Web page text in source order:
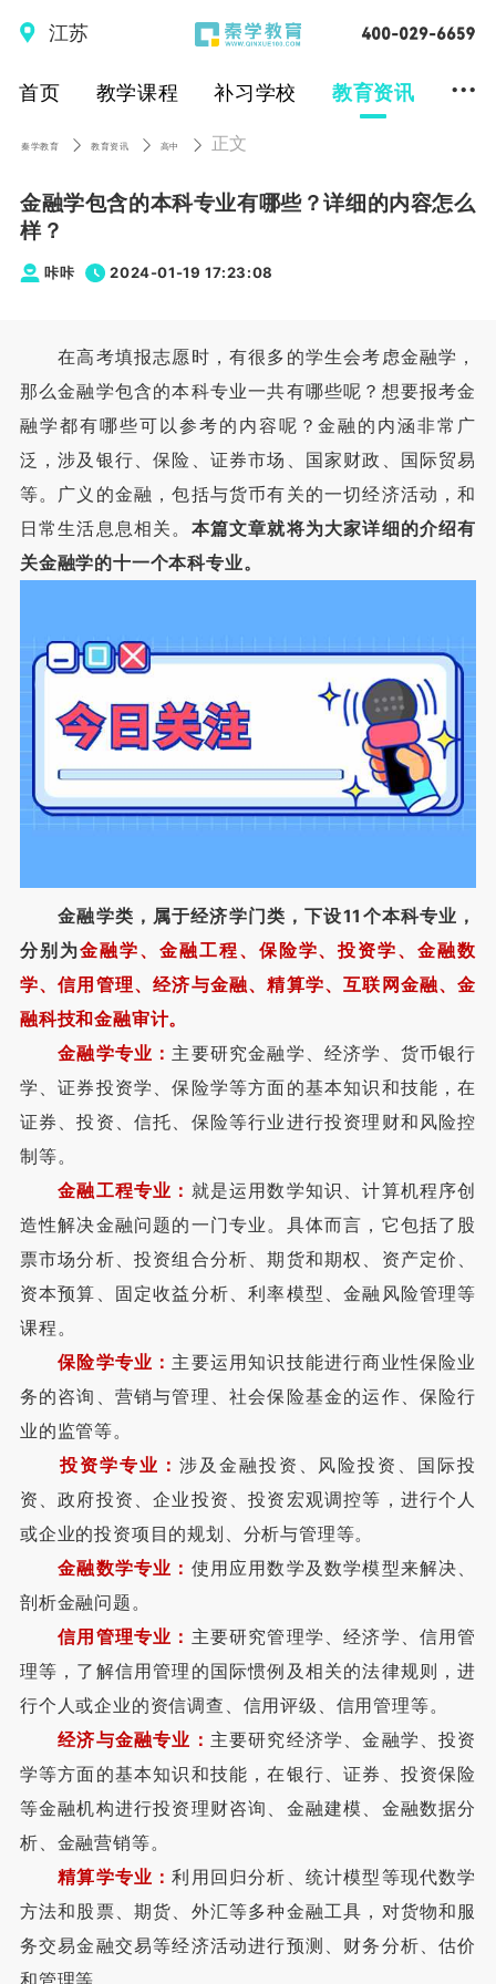
江苏
首页 教学课程 补习学校 教育资讯 ...
秦学教育 教育资讯 高中 正文
金融学包含的本科专业有哪些？详细的内容怎么
样？
咔咔 2024-01-19 17:23:08
在高考填报志愿时，有很多的学生会考虑金融学，
那么金融学包含的本科专业一共有哪些呢？想要报考金
融学都有哪些可以参考的内容呢？金融的内涵非常广
泛，涉及银行、保险、证券市场、国家财政、国际贸易
等。广义的金融，包括与货币有关的一切经济活动，和
日常生活息息相关。 本篇文章就将为大家详细的介绍有
关金融学的十一个本科专业。
金融学类，属于经济学门类，下设11个本科专业，
分别为金融学、金融工程、保险学、投资学、金融数
学、信用管理、经济与金融、精算学、互联网金融、金
融科技和金融审计。
金融学专业： 主要研究金融学、经济学、货币银行
学、证券投资学、保险学等方面的基本知识和技能，在
证券、投资、信托、保险等行业进行投资理财和风险控
制等。
金融工程专业： 就是运用数学知识、计算机程序创
造性解决金融问题的一门专业。具体而言，它包括了股
票市场分析、投资组合分析、期货和期权、资产定价、
资本预算、固定收益分析、利率模型、金融风险管理等
课程。
保险学专业： 主要运用知识技能进行商业性保险业
务的咨询、营销与管理、社会保险基金的运作、保险行
业的监管等。
投资学专业： 涉及金融投资、风险投资、国际投
资、政府投资、企业投资、投资宏观调控等，进行个人
或企业的投资项目的规划、分析与管理等。
金融数学专业： 使用应用数学及数学模型来解决、
剖析金融问题。
信用管理专业： 主要研究管理学、经济学、信用管
理等，了解信用管理的国际惯例及相关的法律规则，进
行个人或企业的资信调查、信用评级、信用管理等。
经济与金融专业： 主要研究经济学、金融学、投资
学等方面的基本知识和技能，在银行、证券、投资保险
等金融机构进行投资理财咨询、金融建模、金融数据分
析、金融营销等。
精算学专业：利用回归分析、统计模型等现代数学
方法和股票、期货、外汇等多种金融工具，对货物和服
务交易金融交易等经济活动进行预测、财务分析、估价